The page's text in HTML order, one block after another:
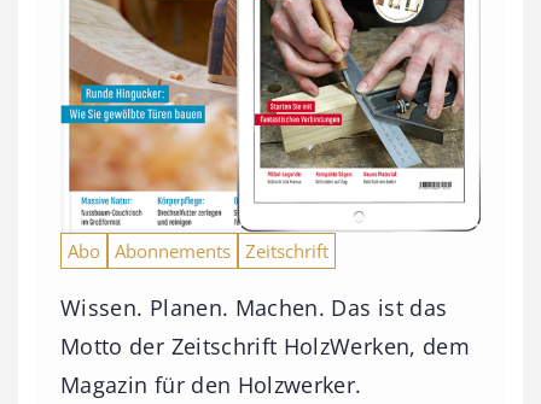
Abo Abonnements Zeitschrift
Wissen. Planen. Machen. Das ist das
Motto der Zeitschrift HolzWerken, dem
Magazin für den Holzwerker.